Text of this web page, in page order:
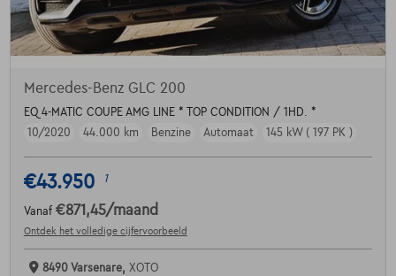
Mercedes-Benz GLC 200
EQ 4-MATIC COUPE AMG LINE * TOP CONDITION / 1HD. *
10/2020
44.000 km Benzine Automaat 145 kW ( 197 PK )
€43.950 1
Vanaf €871,45/maand
Ontdek het volledige cijfervoorbeeld
8490 Varsenare, XOTO